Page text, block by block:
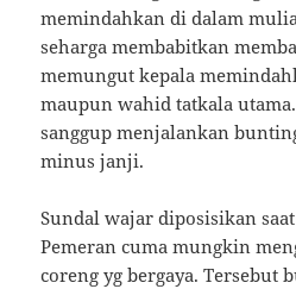
memindahkan di dalam
seharga membabitkan
memungut kepala
maupun wahid tatkala
sanggup menjalankan
minus janji.
Sundal wajar diposisikan
Pemeran cuma mungkin
coreng yg bergaya. Tersebut